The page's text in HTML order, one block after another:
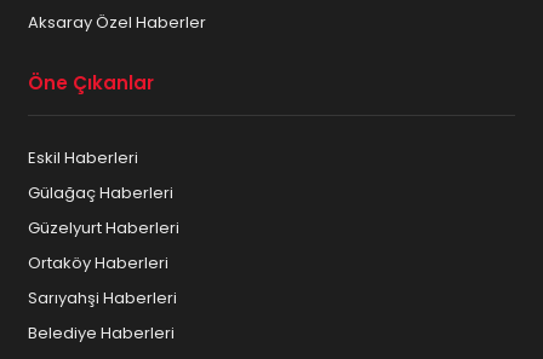
Aksaray Özel Haberler
Öne Çıkanlar
Eskil Haberleri
Gülağaç Haberleri
Güzelyurt Haberleri
Ortaköy Haberleri
Sarıyahşi Haberleri
Belediye Haberleri